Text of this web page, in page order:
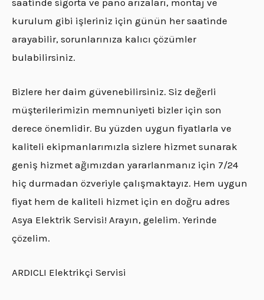
saatinde sigorta ve pano arızaları, montaj ve
kurulum gibi işleriniz için günün her saatinde
arayabilir, sorunlarınıza kalıcı çözümler
bulabilirsiniz.
Bizlere her daim güvenebilirsiniz. Siz değerli
müşterilerimizin memnuniyeti bizler için son
derece önemlidir. Bu yüzden uygun fiyatlarla ve
kaliteli ekipmanlarımızla sizlere hizmet sunarak
geniş hizmet ağımızdan yararlanmanız için 7/24
hiç durmadan özveriyle çalışmaktayız. Hem uygun
fiyat hem de kaliteli hizmet için en doğru adres
Asya Elektrik Servisi! Arayın, gelelim. Yerinde
çözelim.
ARDICLI Elektrikçi Servisi